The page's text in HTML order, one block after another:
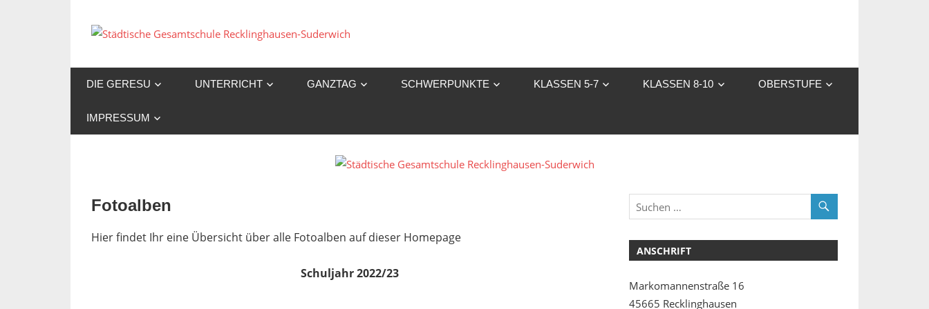
Inhalt
Gesamtschule
Suderwich
DIE GERESU UNTERRICHT GANZTAG SCHWERPUNKTE KLASSEN 5-7 KLASSEN 8-10 OBERSTUFE
IMPRESSUM
Fotoalben
Hier findet Ihr eine Übersicht über alle Fotoalben auf dieser Homepage
Schuljahr 2022/23
ANSCHRIFT
Markomannenstraße 16
45665 Recklinghausen